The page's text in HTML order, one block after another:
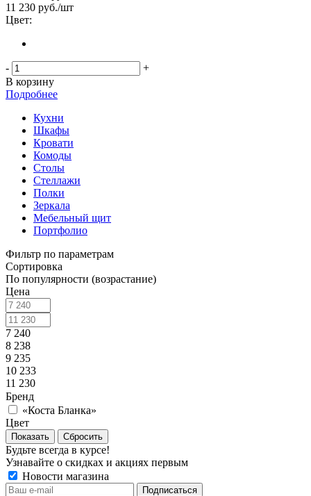
11 230 руб./шт
Цвет:
-
+
В корзину
Подробнее
Кухни
Шкафы
Кровати
Комоды
Столы
Стеллажи
Полки
Зеркала
Мебельный щит
Портфолио
Фильтр по параметрам
Сортировка
По популярности (возрастание)
Цена
7 240
8 238
9 235
10 233
11 230
Бренд
«Коста Бланка»
Цвет
Сбросить
Будьте всегда в курсе!
Узнавайте о скидках и акциях первым
Новости магазина